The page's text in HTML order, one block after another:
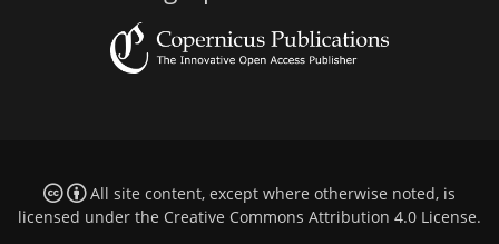
All site content, except where otherwise noted, is
licensed under the Creative Commons Attribution 4.0 License.